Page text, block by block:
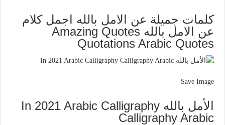
كلمات جميلة عن الامل بالله اجمل كلام
عن الامل بالله Amazing Quotes
Quotations Arabic Quotes
Save Image
الأمل بالله In 2021 Arabic Calligraphy
Calligraphy Arabic